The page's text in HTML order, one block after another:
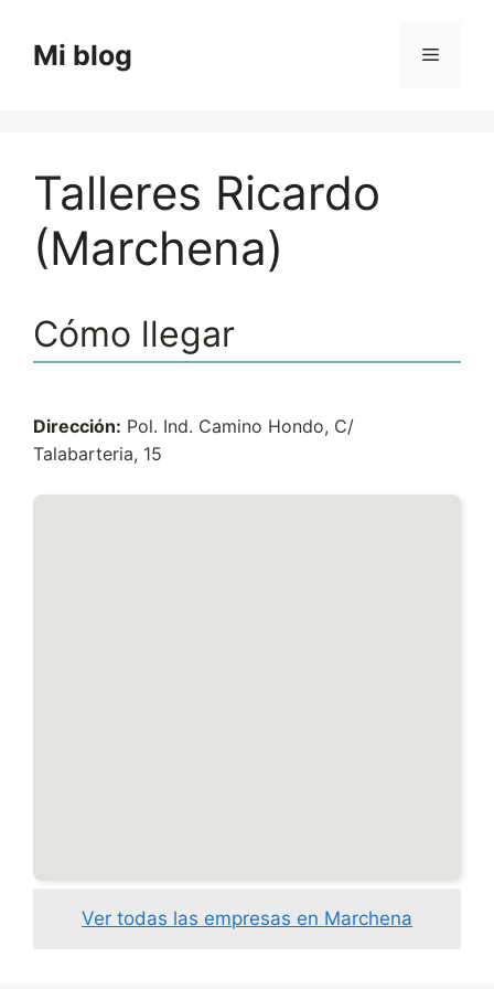
contenido
Mi blog Menú
Talleres Ricardo
(Marchena)
Cómo llegar
Dirección: Pol. Ind. Camino Hondo, C/
Talabarteria, 15
Ver todas las empresas en Marchena